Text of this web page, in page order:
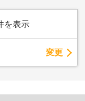
を表示
変更